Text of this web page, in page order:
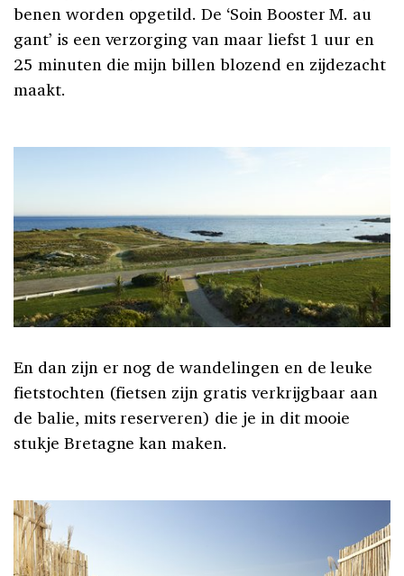
benen worden opgetild. De ‘Soin Booster M. au
gant’ is een verzorging van maar liefst 1 uur en
25 minuten die mijn billen blozend en zijdezacht
maakt.
En dan zijn er nog de wandelingen en de leuke
fietstochten (fietsen zijn gratis verkrijgbaar aan
de balie, mits reserveren) die je in dit mooie
stukje Bretagne kan maken.